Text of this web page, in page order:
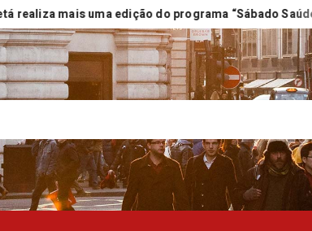
mais uma edição do programa “Sábado Saúde”